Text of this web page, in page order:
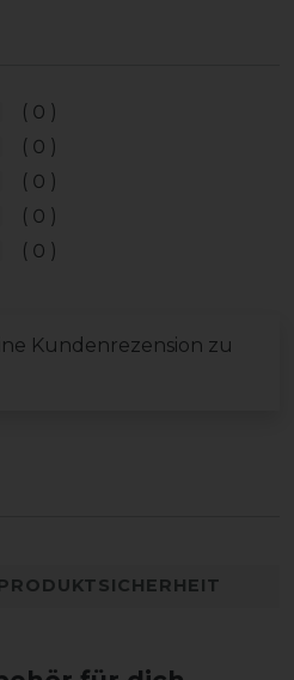
0
0
0
0
0
Kundenrezension zu